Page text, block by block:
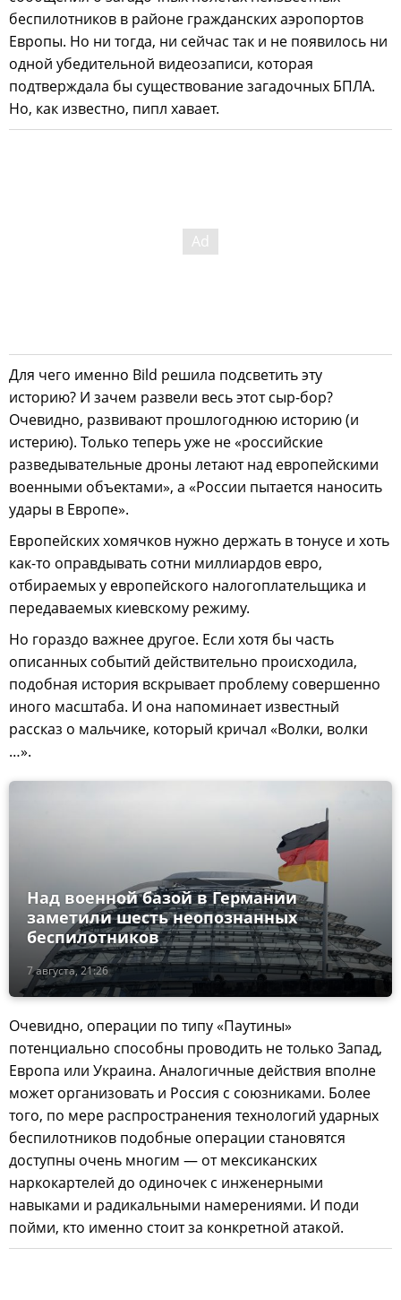
беспилотников в районе гражданских аэропортов
Европы. Но ни тогда, ни сейчас так и не появилось ни
одной убедительной видеозаписи, которая
подтверждала бы существование загадочных БПЛА.
Но, как известно, пипл хавает.
Для чего именно Bild решила подсветить эту
историю? И зачем развели весь этот сыр-бор?
Очевидно, развивают прошлогоднюю историю (и
истерию). Только теперь уже не «российские
разведывательные дроны летают над европейскими
военными объектами», а «России пытается наносить
удары в Европе».
Европейских хомячков нужно держать в тонусе и хоть
как-то оправдывать сотни миллиардов евро,
отбираемых у европейского налогоплательщика и
передаваемых киевскому режиму.
Но гораздо важнее другое. Если хотя бы часть
описанных событий действительно происходила,
подобная история вскрывает проблему совершенно
иного масштаба. И она напоминает известный
рассказ о мальчике, который кричал «Волки, волки
…».
7 августа, 21:26
Над военной базой в Германии
заметили шесть неопознанных
беспилотников
Очевидно, операции по типу «Паутины»
потенциально способны проводить не только Запад,
Европа или Украина. Аналогичные действия вполне
может организовать и Россия с союзниками. Более
того, по мере распространения технологий ударных
беспилотников подобные операции становятся
доступны очень многим — от мексиканских
наркокартелей до одиночек с инженерными
навыками и радикальными намерениями. И поди
пойми, кто именно стоит за конкретной атакой.